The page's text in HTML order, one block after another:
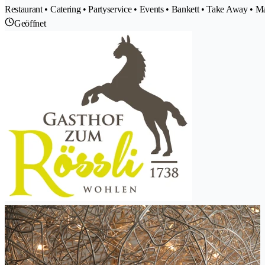
Restaurant • Catering • Partyservice • Events • Bankett • Take Away •
Geöffnet